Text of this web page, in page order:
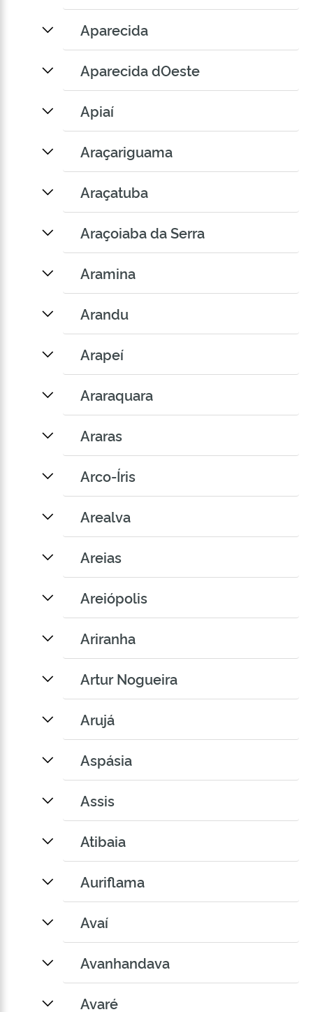
Aparecida
Aparecida dOeste
Apiaí
Araçariguama
Araçatuba
Araçoiaba da Serra
Aramina
Arandu
Arapeí
Araraquara
Araras
Arco-Íris
Arealva
Areias
Areiópolis
Ariranha
Artur Nogueira
Arujá
Aspásia
Assis
Atibaia
Auriflama
Avaí
Avanhandava
Avaré